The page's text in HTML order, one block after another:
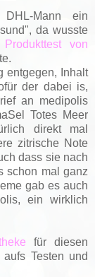
Mann ein
da wusste
von
entgegen, Inhalt
der dabei is,
an medipolis
Totes Meer
direkt mal
zitrische Note
dass sie nach
schon mal ganz
gab es auch
ein wirklich
für diesen
Testen und